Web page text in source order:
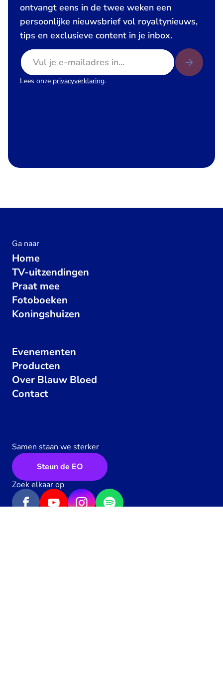
ontvangt eens in de twee weken een
persoonlijke nieuwsbrief vol royaltynieuws,
tips en exclusieve content in je inbox.
E-mailadres
Lees onze privacyverklaring.
Ga naar
Home
TV-uitzendingen
Praat mee
Fotoboeken
Koningshuizen
Evenementen
Producten
Over Blauw Bloed
Contact
Samen staan we sterker
Steun de EO
Zoek elkaar op